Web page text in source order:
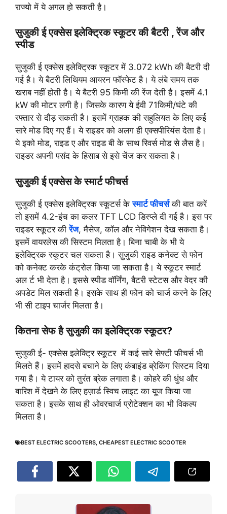
राज्यो में ये अगल हो सकती है।
सुजुकी ई एक्सेस इलेक्ट्रिक स्कूटर की बैटरी , रेंज और
स्पीड
सुजुकी ई एक्सेस इलेक्ट्रिक स्कूटर में 3.072 kWh की बैटरी दी
गई है। ये बैटरी लिथियम आयरन फॉस्फेट है। ये लंबे समय तक
खराब नहीं होती है। ये बैटरी 95 किमी की रेंज देती है। इसमें 4.1
kW की मोटर लगी है। जिसके कारण ये ईवी 71किमी/घंटे की
रफ्तार से दौड़ सकती है। इसमें ग्राहक की सहुलियत के लिए कई
सारे मोड दिए गए हैं। ये राइडर को अलग ही एक्सपीरियंस देता है।
ये इको मोड, राइड ए और राइड बी के साथ रिवर्स मोड से लैस है।
राइडर अपनी पसंद के हिसाब से इसे चेंज कर सकता है।
सुजुकी ई एक्सेस के स्मार्ट फीचर्स
सुजुकी ई एक्सेस इलेक्ट्रिक स्कूटर्स केस्मार्ट फीचर्स की बात करें
तो इसमें 4.2-इंच का कलर TFT LCD डिस्प्ले दी गई है। इस पर
राइडर स्कूटर कीरेंज, मैसेज, कॉल और नेविगेशन देख सकता है।
इसमें वायरलेस की सिस्टम मिलता है। बिना चाबी के भी ये
इलेक्ट्रिक स्कूटर चल सकता है। सुजुकी राइड कनेक्ट से फोन
को कनेक्ट करके कंट्रोल किया जा सकता है। ये स्कूटर स्मार्ट
अल र्ट भी देता है। इससे स्पीड वॉर्निंग, बैटरी स्टेटस और वेदर की
अपडेट मिल सकती है। इसके साथ ही फोन को चार्ज करने के लिए
भी सी टाइप चार्जर मिलता है।
कितना सेफ है सुजुकी का इलेक्ट्रिक स्कूटर?
सुजुकी ई- एक्सेस इलेक्ट्रि स्कूटर में कई सारे सेफ्टी फीचर्स भी
मिलते हैं। इसमें हादसे बचाने के लिए कंबाइंड ब्रेकिंग सिस्टम दिया
गया है। ये टायर को तुरंत ब्रेक लगाता है। कोहरे की धुंध और
बारिश में देखने के लिए हज़ार्ड स्विच लाइट का यूज किया जा
सकता है। इसके साथ ही ओवरचार्ज प्रोटेक्शन का भी विकल्प
मिलता है।
BEST ELECTRIC SCOOTERS, CHEAPEST ELECTRIC SCOOTER